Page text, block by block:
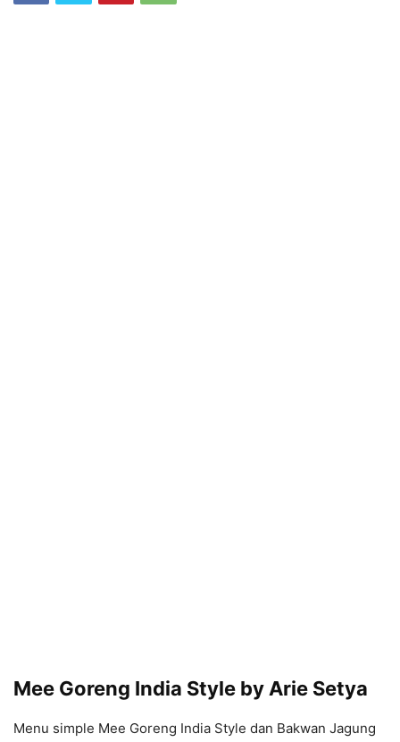
Mee Goreng India Style by Arie Setya
Menu simple Mee Goreng India Style dan Bakwan Jagung